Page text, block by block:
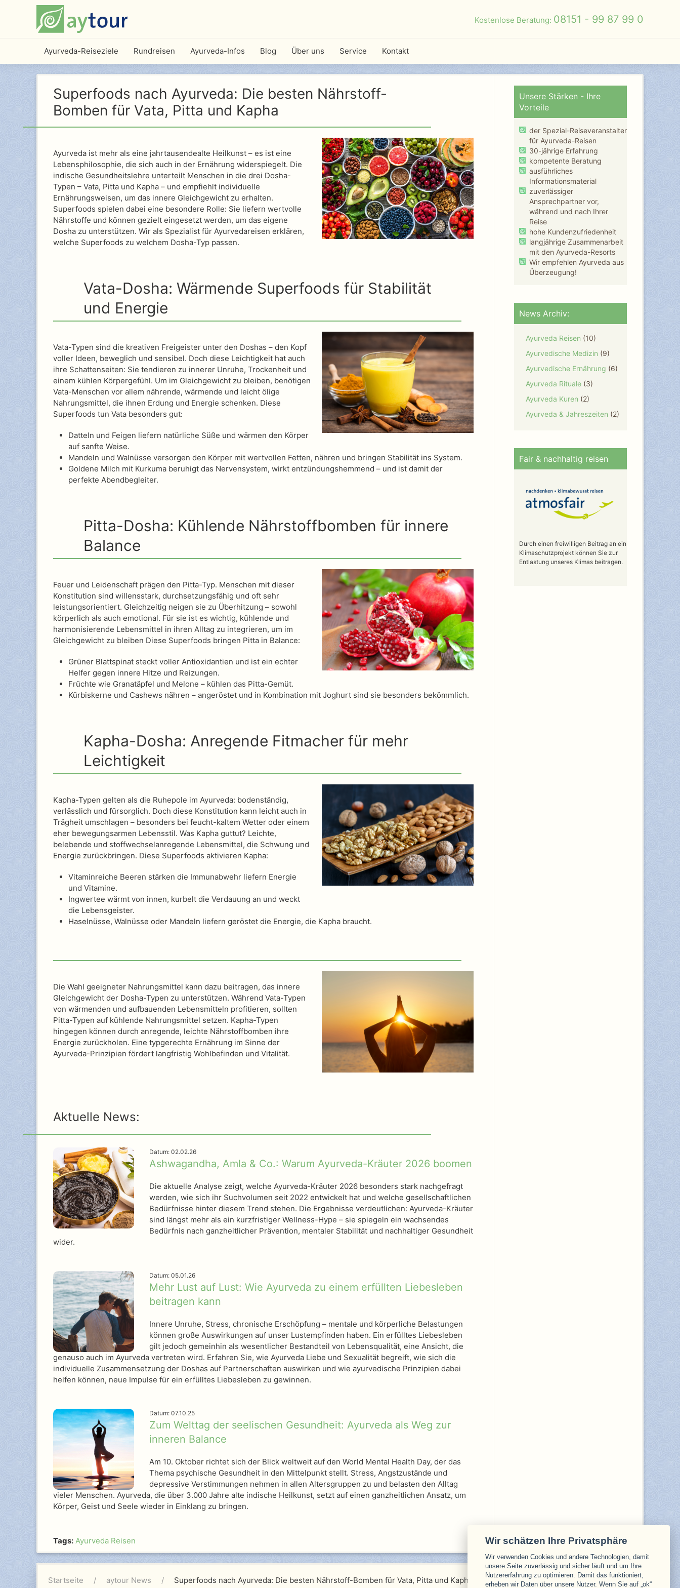
Kostenlose Beratung: 08151 - 99 87 99 0
Ayurveda-Reiseziele Rundreisen Ayurveda-Infos Blog Über uns Service Kontakt
Superfoods nach Ayurveda: Die besten Nährstoff-
Bomben für Vata, Pitta und Kapha
Ayurveda ist mehr als eine jahrtausendealte Heilkunst – es ist eine
Lebensphilosophie, die sich auch in der Ernährung widerspiegelt. Die
indische Gesundheitslehre unterteilt Menschen in die drei Dosha-
Typen – Vata, Pitta und Kapha – und empfiehlt individuelle
Ernährungsweisen, um das innere Gleichgewicht zu erhalten.
Superfoods spielen dabei eine besondere Rolle: Sie liefern wertvolle
Nährstoffe und können gezielt eingesetzt werden, um das eigene
Dosha zu unterstützen. Wir als Spezialist für Ayurvedareisen erklären,
welche Superfoods zu welchem Dosha-Typ passen.
Vata-Dosha: Wärmende Superfoods für Stabilität
und Energie
Vata-Typen sind die kreativen Freigeister unter den Doshas – den Kopf
voller Ideen, beweglich und sensibel. Doch diese Leichtigkeit hat auch
ihre Schattenseiten: Sie tendieren zu innerer Unruhe, Trockenheit und
einem kühlen Körpergefühl. Um im Gleichgewicht zu bleiben, benötigen
Vata-Menschen vor allem nährende, wärmende und leicht ölige
Nahrungsmittel, die ihnen Erdung und Energie schenken. Diese
Superfoods tun Vata besonders gut:
Datteln und Feigen liefern natürliche Süße und wärmen den Körper
auf sanfte Weise.
Mandeln und Walnüsse versorgen den Körper mit wertvollen Fetten, nähren und bringen Stabilität ins System.
Goldene Milch mit Kurkuma beruhigt das Nervensystem, wirkt entzündungshemmend – und ist damit der
perfekte Abendbegleiter.
Pitta-Dosha: Kühlende Nährstoffbomben für innere
Balance
Feuer und Leidenschaft prägen den Pitta-Typ. Menschen mit dieser
Konstitution sind willensstark, durchsetzungsfähig und oft sehr
leistungsorientiert. Gleichzeitig neigen sie zu Überhitzung – sowohl
körperlich als auch emotional. Für sie ist es wichtig, kühlende und
harmonisierende Lebensmittel in ihren Alltag zu integrieren, um im
Gleichgewicht zu bleiben Diese Superfoods bringen Pitta in Balance:
Grüner Blattspinat steckt voller Antioxidantien und ist ein echter
Helfer gegen innere Hitze und Reizungen.
Früchte wie Granatäpfel und Melone – kühlen das Pitta-Gemüt.
Kürbiskerne und Cashews nähren – angeröstet und in Kombination mit Joghurt sind sie besonders bekömmlich.
Kapha-Dosha: Anregende Fitmacher für mehr
Leichtigkeit
Kapha-Typen gelten als die Ruhepole im Ayurveda: bodenständig,
verlässlich und fürsorglich. Doch diese Konstitution kann leicht auch in
Trägheit umschlagen – besonders bei feucht-kaltem Wetter oder einem
eher bewegungsarmen Lebensstil. Was Kapha guttut? Leichte,
belebende und stoffwechselanregende Lebensmittel, die Schwung und
Energie zurückbringen. Diese Superfoods aktivieren Kapha:
Vitaminreiche Beeren stärken die Immunabwehr liefern Energie
und Vitamine.
Ingwertee wärmt von innen, kurbelt die Verdauung an und weckt
die Lebensgeister.
Haselnüsse, Walnüsse oder Mandeln liefern geröstet die Energie, die Kapha braucht.
Die Wahl geeigneter Nahrungsmittel kann dazu beitragen, das innere
Gleichgewicht der Dosha-Typen zu unterstützen. Während Vata-Typen
von wärmenden und aufbauenden Lebensmitteln profitieren, sollten
Pitta-Typen auf kühlende Nahrungsmittel setzen. Kapha-Typen
hingegen können durch anregende, leichte Nährstoffbomben ihre
Energie zurückholen. Eine typgerechte Ernährung im Sinne der
Ayurveda-Prinzipien fördert langfristig Wohlbefinden und Vitalität.
Aktuelle News:
Datum: 02.02.26
Ashwagandha, Amla & Co.: Warum Ayurveda-Kräuter 2026 boomen
Die aktuelle Analyse zeigt, welche Ayurveda-Kräuter 2026 besonders stark nachgefragt
werden, wie sich ihr Suchvolumen seit 2022 entwickelt hat und welche gesellschaftlichen
Bedürfnisse hinter diesem Trend stehen. Die Ergebnisse verdeutlichen: Ayurveda-Kräuter
sind längst mehr als ein kurzfristiger Wellness-Hype – sie spiegeln ein wachsendes
Bedürfnis nach ganzheitlicher Prävention, mentaler Stabilität und nachhaltiger Gesundheit
wider.
Datum: 05.01.26
Mehr Lust auf Lust: Wie Ayurveda zu einem erfüllten Liebesleben
beitragen kann
Innere Unruhe, Stress, chronische Erschöpfung – mentale und körperliche Belastungen
können große Auswirkungen auf unser Lustempfinden haben. Ein erfülltes Liebesleben
gilt jedoch gemeinhin als wesentlicher Bestandteil von Lebensqualität, eine Ansicht, die
genauso auch im Ayurveda vertreten wird. Erfahren Sie, wie Ayurveda Liebe und Sexualität begreift, wie sich die
individuelle Zusammensetzung der Doshas auf Partnerschaften auswirken und wie ayurvedische Prinzipien dabei
helfen können, neue Impulse für ein erfülltes Liebesleben zu gewinnen.
Datum: 07.10.25
Zum Welttag der seelischen Gesundheit: Ayurveda als Weg zur
inneren Balance
Am 10. Oktober richtet sich der Blick weltweit auf den World Mental Health Day, der das
Thema psychische Gesundheit in den Mittelpunkt stellt. Stress, Angstzustände und
depressive Verstimmungen nehmen in allen Altersgruppen zu und belasten den Alltag
vieler Menschen. Ayurveda, die über 3.000 Jahre alte indische Heilkunst, setzt auf einen ganzheitlichen Ansatz, um
Körper, Geist und Seele wieder in Einklang zu bringen.
Tags: Ayurveda Reisen
Unsere Stärken - Ihre
Vorteile
der Spezial-Reiseveranstalter
für Ayurveda-Reisen
30-jährige Erfahrung
kompetente Beratung
ausführliches
Informationsmaterial
zuverlässiger
Ansprechpartner vor,
während und nach Ihrer
Reise
hohe Kundenzufriedenheit
langjährige Zusammenarbeit
mit den Ayurveda-Resorts
Wir empfehlen Ayurveda aus
Überzeugung!
News Archiv:
Ayurveda Reisen (10)
Ayurvedische Medizin (9)
Ayurvedische Ernährung (6)
Ayurveda Rituale(3)
Ayurveda Kuren (2)
Ayurveda & Jahreszeiten (2)
Fair & nachhaltig reisen
Durch einen freiwilligen Beitrag an ein
Klimaschutzprojekt können Sie zur
Entlastung unseres Klimas beitragen.
Startseite aytour News Superfoods nach Ayurveda: Die besten Nährstoff-Bomben für Vata, Pitta und Kapha
Wir schätzen Ihre Privatsphäre
Wir verwenden Cookies und andere Technologien, damit
unsere Seite zuverlässig und sicher läuft und um Ihre
Nutzererfahrung zu optimieren. Damit das funktioniert,
erheben wir Daten über unsere Nutzer. Wenn Sie auf „ok“